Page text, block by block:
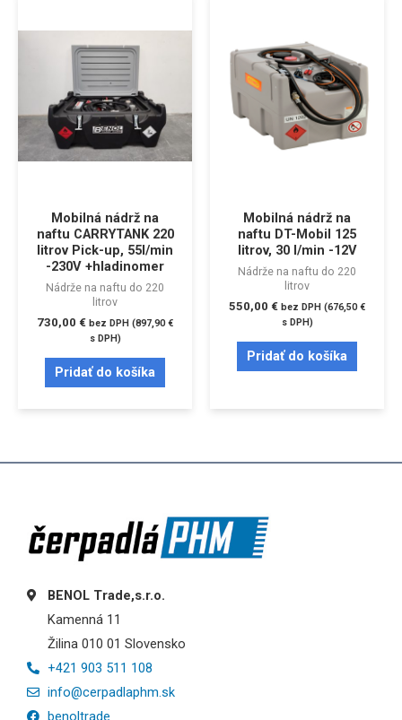
Mobilná nádrž na
naftu CARRYTANK 220
litrov Pick-up, 55l/min
-230V +hladinomer
Nádrže na naftu do 220
litrov
730,00 € bez DPH (897,90€
s DPH)
Pridať do košíka
Mobilná nádrž na
naftu DT-Mobil 125
litrov, 30 l/min -12V
Nádrže na naftu do 220
litrov
550,00 € bez DPH (676,50€
s DPH)
Pridať do košíka
BENOL Trade,s.r.o.
Kamenná 11
Žilina 010 01 Slovensko
+421 903 511 108
info@cerpadlaphm.sk
benoltrade